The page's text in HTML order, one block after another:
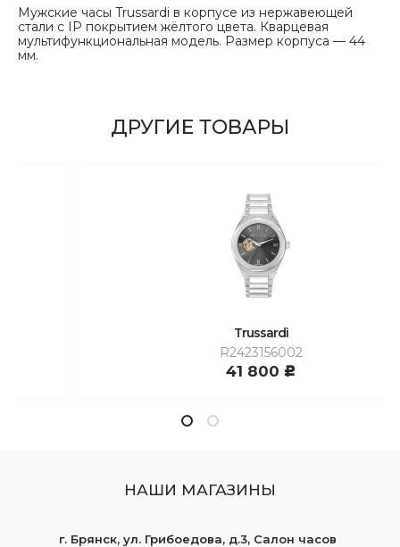
Мужские часы Trussardi в корпусе из нержавеющей
стали с IP покрытием жёлтого цвета. Кварцевая
мультифункциональная модель. Размер корпуса — 44
мм.
ДРУГИЕ ТОВАРЫ
R2423156002
c
НАШИ МАГАЗИНЫ
г. Брянск, ул. Грибоедова, д.3, Салон часов